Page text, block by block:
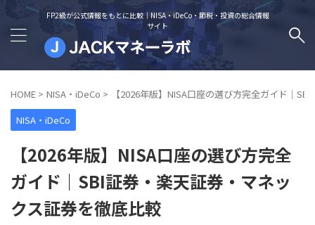
FP2級が公式情報をもとに比較｜NISA・iDeCo・節税・投資の総合情報
サイト
HOME > NISA・iDeCo >
【2026年版】NISA口座の選び方完全ガイド｜
NISA・iDeCo
【2026年版】NISA口座の選び方完全
ガイド｜SBI証券・楽天証券・マネッ
クス証券を徹底比較